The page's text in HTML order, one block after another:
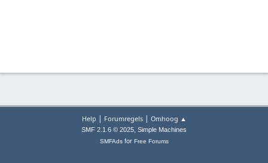
Help | Forumregels| Omhoog ▲
SMF 2.1.6 © 2025, Simple Machines
SMFAdsfor Free Forums